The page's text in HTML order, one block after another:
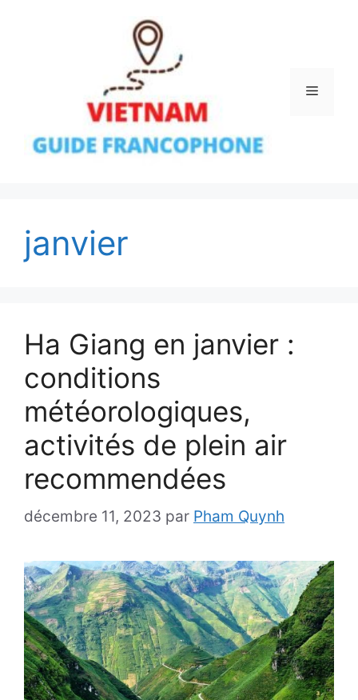
Menu
janvier
Ha Giang en janvier :
conditions
météorologiques,
activités de plein air
recommendées
décembre 11, 2023 par Pham Quynh